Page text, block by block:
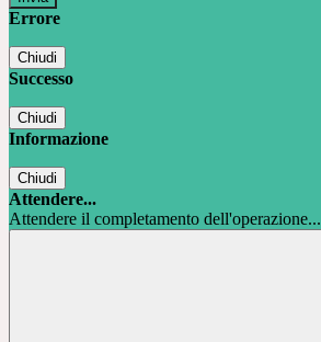
Errore
Chiudi
Successo
Chiudi
Informazione
Chiudi
Attendere...
Attendere il completamento dell'operazione...